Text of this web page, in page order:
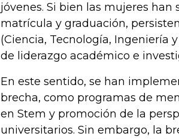
jóvenes. Si bien las mujeres
matrícula y graduación,
(Ciencia, Tecnología, Ingeniería
de liderazgo académico e
En este sentido, se han
brecha, como programas de
en Stem y promoción de la
universitarios. Sin embargo, la